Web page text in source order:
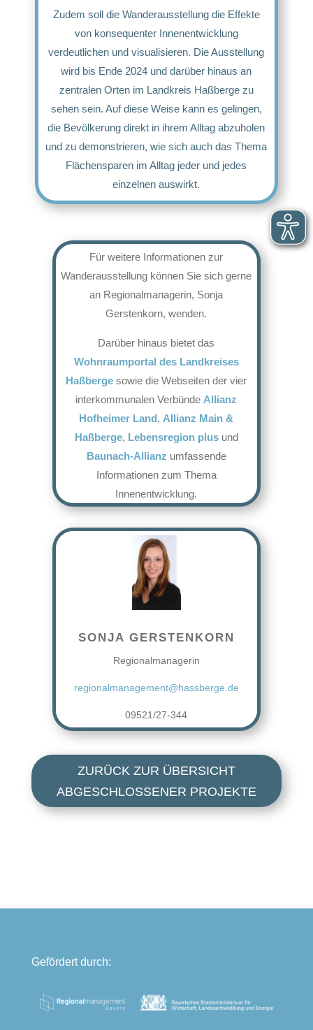
Zudem soll die Wanderausstellung die Effekte
von konsequenter Innenentwicklung
verdeutlichen und visualisieren. Die Ausstellung
wird bis Ende 2024 und darüber hinaus an
zentralen Orten im Landkreis Haßberge zu
sehen sein. Auf diese Weise kann es gelingen,
die Bevölkerung direkt in ihrem Alltag abzuholen
und zu demonstrieren, wie sich auch das Thema
Flächensparen im Alltag jeder und jedes
einzelnen auswirkt.
Für weitere Informationen zur
Wanderausstellung können Sie sich gerne
an Regionalmanagerin, Sonja
Gerstenkorn, wenden.
Darüber hinaus bietet das
Wohnraumportal des Landkreises
Haßberge sowie die Webseiten der vier
interkommunalen Verbünde Allianz
Hofheimer Land, Allianz Main &
Haßberge, Lebensregion plusund
Baunach-Allianz umfassende
Informationen zum Thema
Innenentwicklung.
SONJA GERSTENKORN
Regionalmanagerin
regionalmanagement@hassberge.de
09521/27-344
ZURÜCK ZUR ÜBERSICHT
ABGESCHLOSSENER PROJEKTE
Gefördert durch: